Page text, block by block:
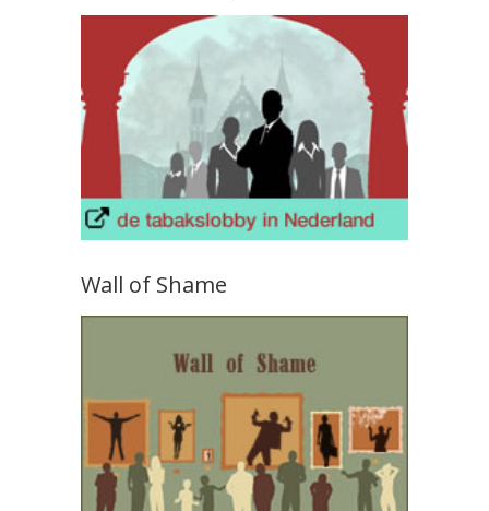
Wall of Shame